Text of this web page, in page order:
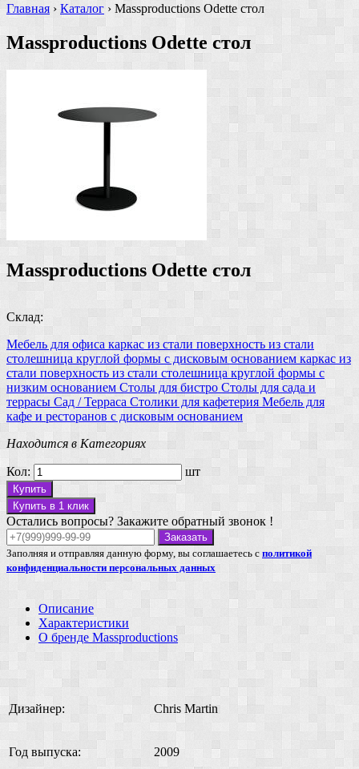
Главная › Каталог › Massproductions Odette стол
Massproductions Odette стол
Massproductions Odette стол
Склад:
Мебель для офиса каркас из стали поверхность из стали
столешница круглой формы с дисковым основанием каркас из
стали поверхность из стали столешница круглой формы с
низким основанием Столы для бистро Столы для сада и
террасы Сад / Терраса Столики для кафетерия Мебель для
кафе и ресторанов с дисковым основанием
Находится в Категориях
Кол: шт
Купить
Купить в 1 клик
Остались вопросы? Закажите обратный звонок !
Заказать
Заполняя и отправляя данную форму, вы соглашаетесь с политикой
конфиденциальности персональных данных
Описание
Характеристики
О бренде Massproductions
Дизайнер: Chris Martin
Год выпуска: 2009